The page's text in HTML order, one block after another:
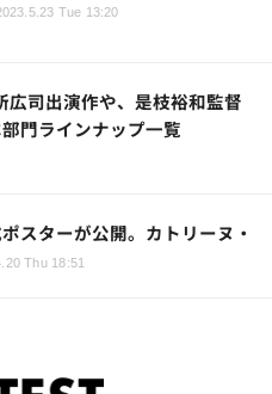
Tue 13:20
広司出演作や、是枝裕和監督
門ラインナップ一覧
スターが公開。カトリーヌ・
Thu 18:51